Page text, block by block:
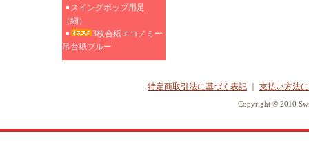
スイングポップ用足
（細）
3枚合紙エコノミー
吊台紙ブルー
特定商取引法に基づく表記 支払い方法
Copyright © 2010